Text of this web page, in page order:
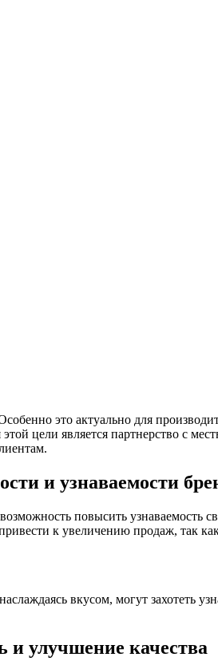
это актуально для
цели является партнерство с
и узнаваемости
повысить узнаваемость
к увеличению продаж, так
вкусом, могут захотеть
и улучшение качества